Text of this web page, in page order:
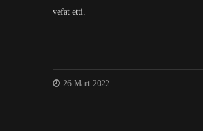
vefat etti.
26 Mart 2022